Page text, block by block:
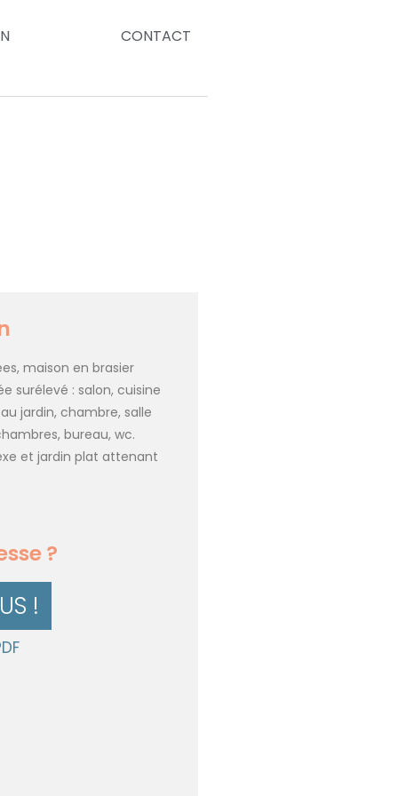
CONTACT
maison en brasier
surélevé : salon, cuisine
jardin, chambre, salle
bureau, wc.
et jardin plat attenant
?
!